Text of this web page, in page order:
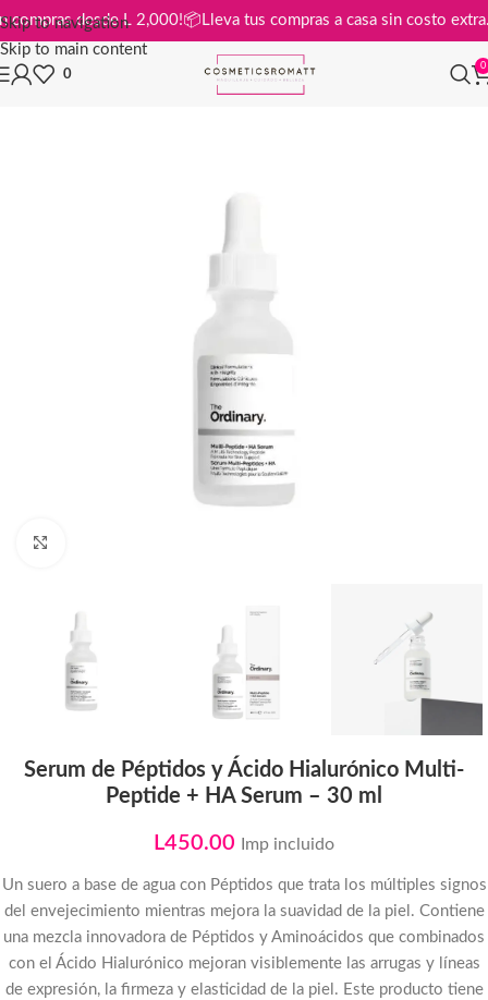
Skip to navigation
Skip to main content
en compras desde L 2,000! 📦Lleva tus compras a casa sin costo
0
0
Serum de Péptidos y Ácido Hialurónico Multi-
Peptide + HA Serum – 30 ml
L450.00 Imp incluido
Un suero a base de agua con Péptidos que trata los múltiples signos
del envejecimiento mientras mejora la suavidad de la piel. Contiene
una mezcla innovadora de Péptidos y Aminoácidos que combinados
con el Ácido Hialurónico mejoran visiblemente las arrugas y líneas
de expresión, la firmeza y elasticidad de la piel. Este producto tiene